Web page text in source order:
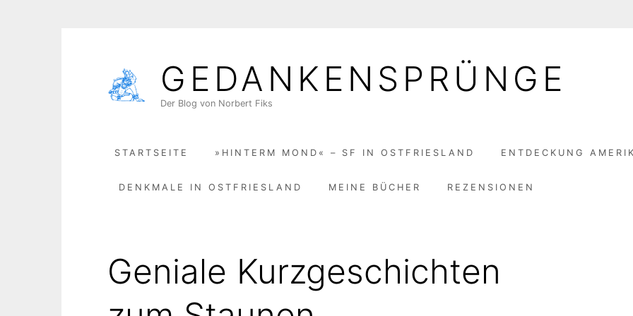
GEDANKENSPRÜNGE
Der Blog von Norbert Fiks
STARTSEITE »HINTERM MOND« – SF IN OSTFRIESLAND ENTDECKUNG
DENKMALE IN OSTFRIESLAND MEINE BÜCHER REZENSIONEN
Geniale Kurzgeschichten